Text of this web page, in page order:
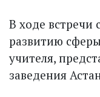
В ходе встречи
развитию
учителя,
заведения